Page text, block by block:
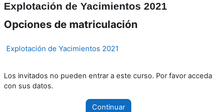
Explotación de Yacimientos 2021
Opciones de matriculación
Explotación de Yacimientos 2021
Los invitados no pueden entrar a este curso. Por favor acceda
con sus datos.
Continuar